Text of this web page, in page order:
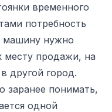
временного
потребность
машину нужно
месту продажи, на
другой город.
заранее понимать,
одной